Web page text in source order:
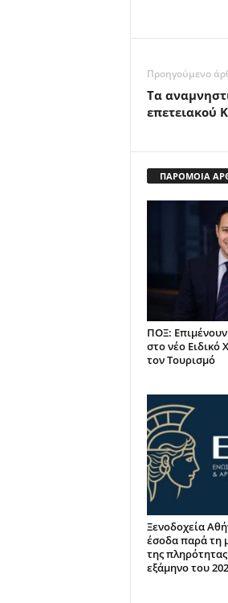
Προηγούμενο
Τα
επετειακού
ΠΑΡΟΜΟΙΑ
ΠΟΞ: Επιμένουν
στο νέο Ειδικό
τον Τουρισμό
Ξενοδοχεία
έσοδα παρά τη
της
εξάμηνο του